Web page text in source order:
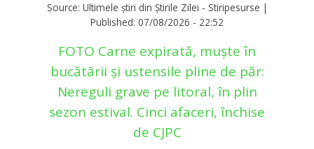
Source: Ultimele știri din Știrile Zilei - Stiripesurse |
Published: 07/08/2026 - 22:52
FOTO Carne expirată, muște în
bucătării și ustensile pline de păr:
Nereguli grave pe litoral, în plin
sezon estival. Cinci afaceri, închise
de CJPC